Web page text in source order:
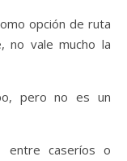
opción de ruta
no vale mucho la
pero no es un
entre caseríos o